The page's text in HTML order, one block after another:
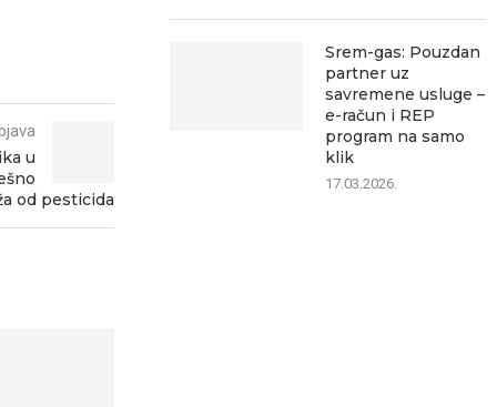
u
od pesticida
Srem-gas: Pouzdan
partner uz
savremene usluge –
e-račun i REP
program na samo
klik
17.03.2026.